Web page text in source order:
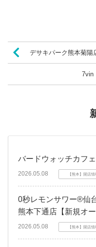
デサキパーク熊本菊陽
7vin
バードウォッチカフ
2026.05.08 【熊本】開店情
0秒レモンサワー®仙
熊本下通店【新規オー
2026.05.08 【熊本】開店情